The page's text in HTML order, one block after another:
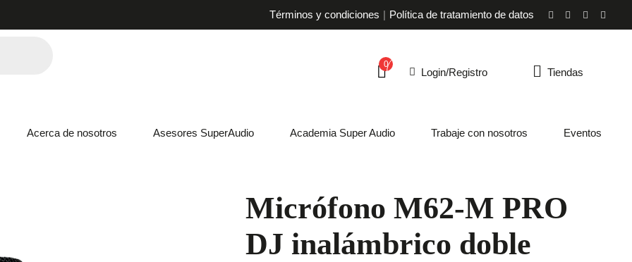
Términos y condiciones Política de tratamiento de datos
0
Login/Registro Tiendas
Acerca de nosotros Asesores SuperAudio Academia Super Audio Trabaje con nosotros Eventos
Micrófono M62-M PRO
DJ inalámbrico doble